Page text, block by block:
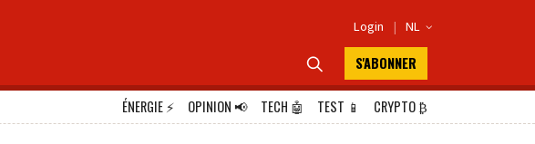
Login | NL 
 S'ABONNER
ÉNERGIE⚡ OPINION📢 TECH 🤖 TEST 📱 CRYPTO₿